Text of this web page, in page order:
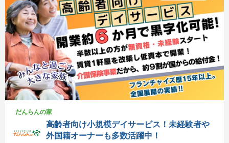
だんらんの家
高齢者向け小規模デイサービス！未経験者や
外国籍オーナーも多数活躍中！